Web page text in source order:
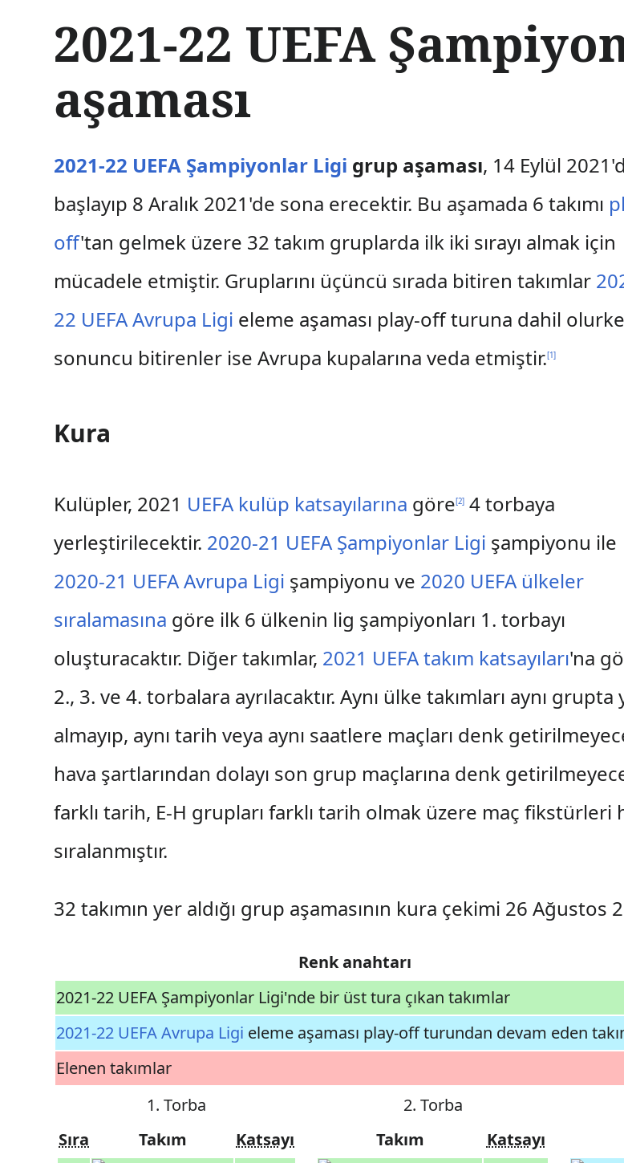
ç
e
r
ğ
e
l
2021-22 UEFA
aşaması
2021-22 UEFA Şampiyonlar Ligi grup aşaması, 14 Eylül
başlayıp 8 Aralık 2021'de sona erecektir. Bu aşamada 6 takımı
off'tan gelmek üzere 32 takım gruplarda ilk iki sırayı almak için
mücadele etmiştir. Gruplarını üçüncü sırada bitiren takımlar
22 UEFA Avrupa Ligi eleme aşaması play-off turuna dahil
sonuncu bitirenler ise Avrupa kupalarına veda etmiştir.[1]
Kura
Kulüpler, 2021 UEFA kulüp katsayılarına göre[2] 4 torbaya
yerleştirilecektir. 2020-21 UEFA Şampiyonlar Ligi şampiyonu ile
2020-21 UEFA Avrupa Ligi şampiyonu ve 2020 UEFA ülkeler
sıralamasına göre ilk 6 ülkenin lig şampiyonları 1. torbayı
oluşturacaktır. Diğer takımlar, 2021 UEFA takım katsayıları'na
2., 3. ve 4. torbalara ayrılacaktır. Aynı ülke takımları aynı grupta
almayıp, aynı tarih veya aynı saatlere maçları denk
hava şartlarından dolayı son grup maçlarına denk
farklı tarih, E-H grupları farklı tarih olmak üzere maç fikstürleri
sıralanmıştır.
32 takımın yer aldığı grup aşamasının kura çekimi 26 Ağustos
Renk anahtarı
2021-22 UEFA Şampiyonlar Ligi'nde bir üst tura çıkan takımlar
2021-22 UEFA Avrupa Ligi eleme aşaması play-off turundan devam eden
Elenen takımlar
1. Torba
Sıra
Takım
Katsayı
2. Torba
Takım
Katsayı